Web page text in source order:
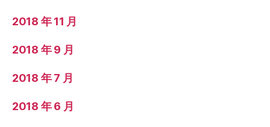
2018 年 11 月
2018 年 9 月
2018 年 7 月
2018 年 6 月